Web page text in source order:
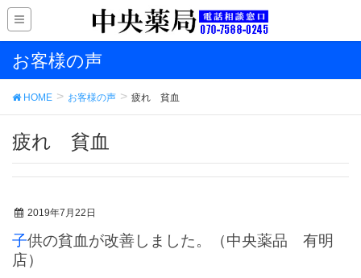
お客様の声
HOME お客様の声 疲れ 貧血
疲れ 貧血
2019年7月22日
子供の貧血が改善しました。（中央薬品 有明
店）